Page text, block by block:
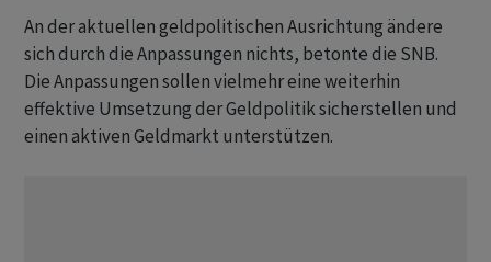
An der aktuellen geldpolitischen Ausrichtung ändere
sich durch die Anpassungen nichts, betonte die SNB.
Die Anpassungen sollen vielmehr eine weiterhin
effektive Umsetzung der Geldpolitik sicherstellen und
einen aktiven Geldmarkt unterstützen.